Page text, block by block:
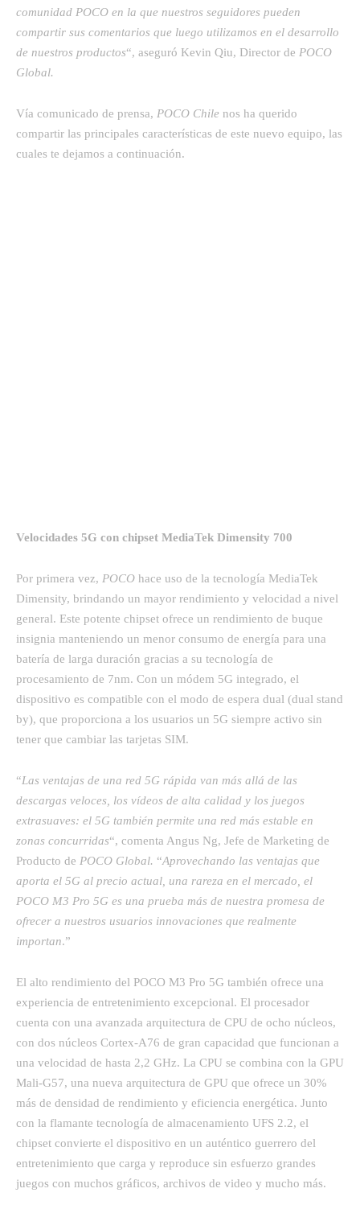
comunidad POCO en la que nuestros seguidores pueden
compartir sus comentarios que luego utilizamos en el desarrollo
de nuestros productos“, aseguró Kevin Qiu, Director de POCO
Global.
Vía comunicado de prensa, POCO Chile nos ha querido
compartir las principales características de este nuevo equipo, las
cuales te dejamos a continuación.
Velocidades 5G con chipset MediaTek Dimensity 700
Por primera vez, POCO hace uso de la tecnología MediaTek
Dimensity, brindando un mayor rendimiento y velocidad a nivel
general. Este potente chipset ofrece un rendimiento de buque
insignia manteniendo un menor consumo de energía para una
batería de larga duración gracias a su tecnología de
procesamiento de 7nm. Con un módem 5G integrado, el
dispositivo es compatible con el modo de espera dual (dual stand
by), que proporciona a los usuarios un 5G siempre activo sin
tener que cambiar las tarjetas SIM.
“Las ventajas de una red 5G rápida van más allá de las
descargas veloces, los vídeos de alta calidad y los juegos
extrasuaves: el 5G también permite una red más estable en
zonas concurridas“, comenta Angus Ng, Jefe de Marketing de
Producto de POCO Global. “Aprovechando las ventajas que
aporta el 5G al precio actual, una rareza en el mercado, el
POCO M3 Pro 5G es una prueba más de nuestra promesa de
ofrecer a nuestros usuarios innovaciones que realmente
importan.”
El alto rendimiento del POCO M3 Pro 5G también ofrece una
experiencia de entretenimiento excepcional. El procesador
cuenta con una avanzada arquitectura de CPU de ocho núcleos,
con dos núcleos Cortex-A76 de gran capacidad que funcionan a
una velocidad de hasta 2,2 GHz. La CPU se combina con la GPU
Mali-G57, una nueva arquitectura de GPU que ofrece un 30%
más de densidad de rendimiento y eficiencia energética. Junto
con la flamante tecnología de almacenamiento UFS 2.2, el
chipset convierte el dispositivo en un auténtico guerrero del
entretenimiento que carga y reproduce sin esfuerzo grandes
juegos con muchos gráficos, archivos de video y mucho más.